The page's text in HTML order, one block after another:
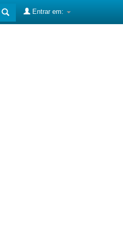
Entrar em: